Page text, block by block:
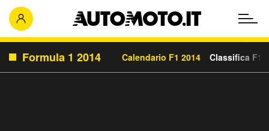
Formula 1 2014 Calendario F1 2014 Classifica F1